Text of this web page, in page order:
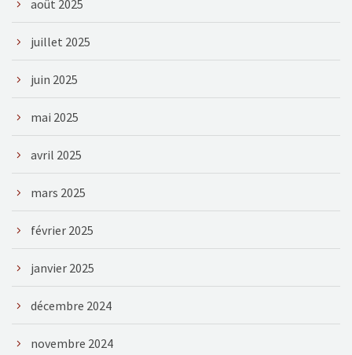
août 2025
juillet 2025
juin 2025
mai 2025
avril 2025
mars 2025
février 2025
janvier 2025
décembre 2024
novembre 2024